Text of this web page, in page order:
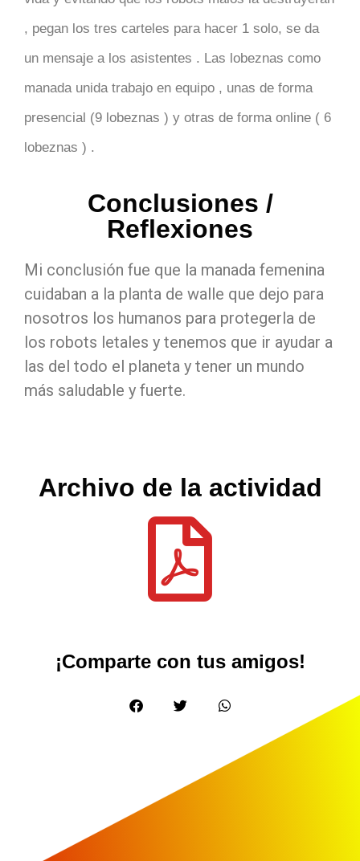
, pegan los tres carteles para hacer 1 solo, se da
un mensaje a los asistentes . Las lobeznas como
manada unida trabajo en equipo , unas de forma
presencial (9 lobeznas ) y otras de forma online ( 6
lobeznas ) .
Conclusiones /
Reflexiones
Mi conclusión fue que la manada femenina
cuidaban a la planta de walle que dejo para
nosotros los humanos para protegerla de
los robots letales y tenemos que ir ayudar a
las del todo el planeta y tener un mundo
más saludable y fuerte.
Archivo de la actividad
¡Comparte con tus amigos!